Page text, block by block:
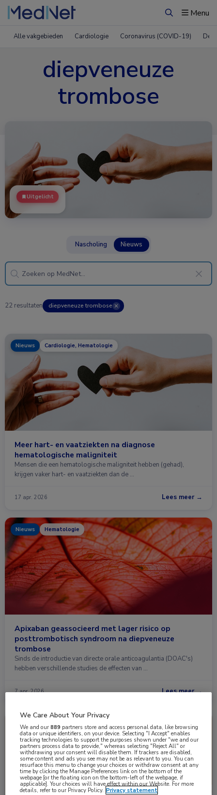
ZoekenMenu
Alle vakgebieden Cardiologie Coronavirus (COVID-19)
diepveneuze
trombose
Uitgelicht
Nascholing Nieuws
22 resultaten diepveneuze trombose ✕
Nieuws Cardiologie, Hematologie
Meer hart- en vaatziekten na diagnose
hematologische maligniteit
Mensen die een hematologische maligniteit hebben (gehad),
krijgen vaker hart- en vaatziekten dan de …
17 apr. 2026 Lees meer →
Nieuws Hematologie
Apixaban geassocieerd met lager risico op
posttrombotisch syndroom na diepveneuze
trombose
Sinds de introductie van directe orale anticoagulantia (DOAC's)
hebben verschillende studies de effecten van …
7 apr. 2026 Lees meer →
Nieuws Heelkunde, Hematologie, Kindergeneeskunde
We Care About Your Privacy
We and our889 partners store and access personal data, like browsing
data or unique identifiers, on your device. Selecting "I Accept" enables
tracking technologies to support the purposes shown under "we and our
partners process data to provide," whereas selecting "Reject All" or
withdrawing your consent will disable them. If trackers are disabled,
some content and ads you see may not be as relevant to you. You can
resurface this menu to change your choices or withdraw consent at any
time by clicking the Manage Preferences link on the bottom of the
webpage [or the floating icon on the bottom-left of the webpage, if
applicable]. Your choices will have effect within our Website. For more
details, refer to our Privacy Policy. Privacy statement